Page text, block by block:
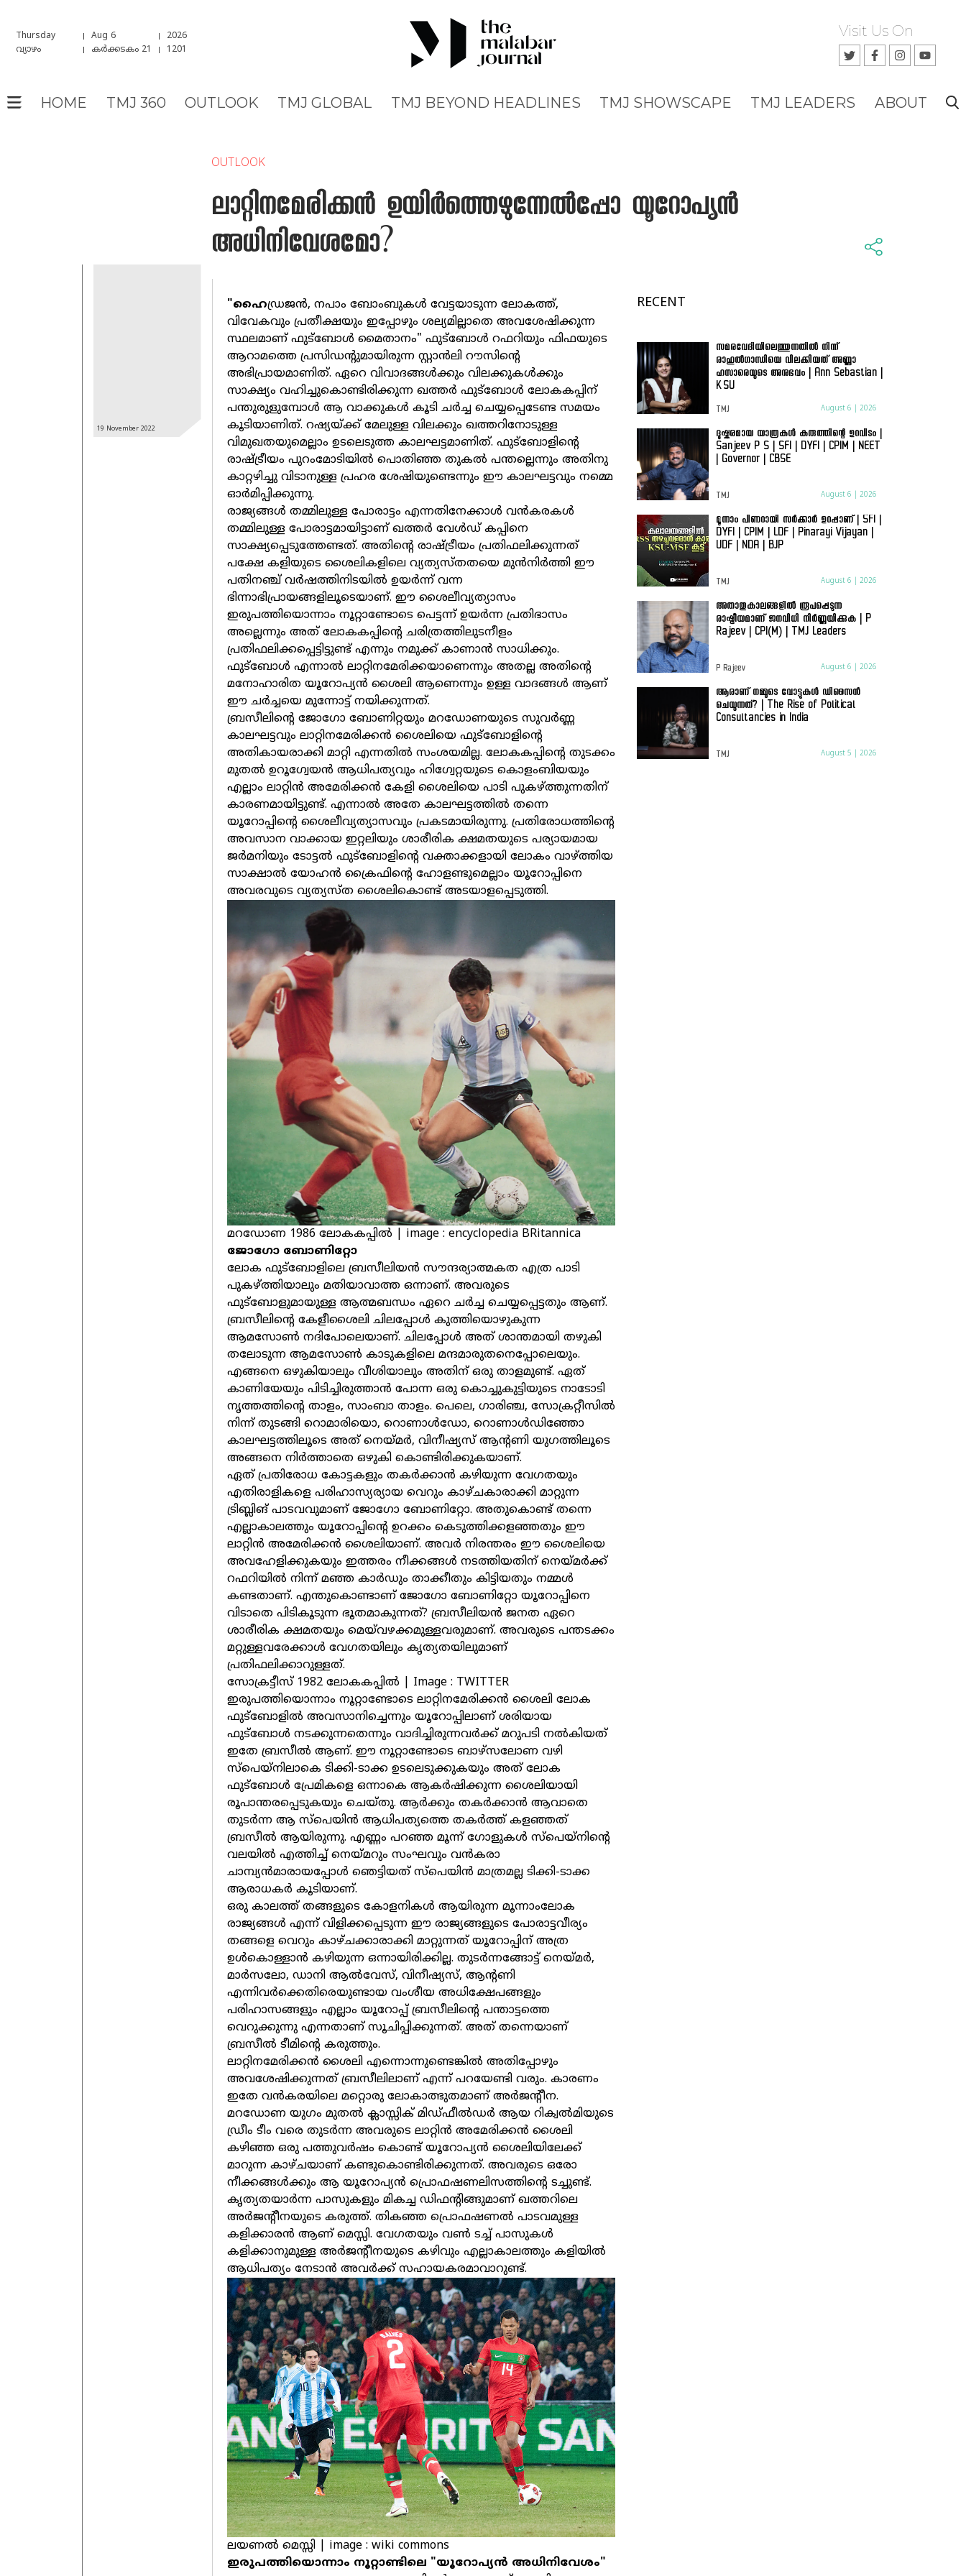
Thursday Aug 6
2026
വ്യാഴം
കർക്കടകം 21 1201
Visit Us On
HOME TMJ 360 OUTLOOK TMJ GLOBAL TMJ BEYOND HEADLINES TMJ SHOWSCAPE TMJ LEADERS ABOUT
OUTLOOK
ലാറ്റിനമേരിക്കൻ ഉയിർത്തെഴുന്നേൽപ്പോ യൂറോപ്യൻ
അധിനിവേശമോ?
19 November2022
"ഹൈഡ്രജൻ, നപാം ബോംബുകൾ വേട്ടയാടുന്ന ലോകത്ത്,
വിവേകവും പ്രതീക്ഷയും ഇപ്പോഴും ശല്യമില്ലാതെ അവശേഷിക്കുന്ന
സ്ഥലമാണ് ഫുട്ബോൾ മൈതാനം" ഫുട്ബോൾ റഫറിയും ഫിഫയുടെ
ആറാമത്തെ പ്രസിഡന്റുമായിരുന്ന സ്റ്റാൻലി റൗസിന്റെ
അഭിപ്രായമാണിത്. ഏറെ വിവാദങ്ങൾക്കും വിലക്കുകൾക്കും
സാക്ഷ്യം വഹിച്ചുകൊണ്ടിരിക്കുന്ന ഖത്തർ ഫുട്ബോൾ ലോകകപ്പിന്
പന്തുരുളുമ്പോൾ ആ വാക്കുകൾ കൂടി ചർച്ച ചെയ്യപ്പെടേണ്ട സമയം
കൂടിയാണിത്. റഷ്യയ്ക്ക് മേലുള്ള വിലക്കും ഖത്തറിനോടുള്ള
വിമുഖതയുമെല്ലാം ഉടലെടുത്ത കാലഘട്ടമാണിത്. ഫുട്ബോളിന്റെ
രാഷ്ട്രീയം പുറംമോടിയിൽ പൊതിഞ്ഞ തുകൽ പന്തല്ലെന്നും അതിനു
കാറ്റഴിച്ചു വിടാനുള്ള പ്രഹര ശേഷിയുണ്ടെന്നും ഈ കാലഘട്ടവും നമ്മെ
ഓർമിപ്പിക്കുന്നു.
രാജ്യങ്ങൾ തമ്മിലുള്ള പോരാട്ടം എന്നതിനേക്കാൾ വൻകരകൾ
തമ്മിലുള്ള പോരാട്ടമായിട്ടാണ് ഖത്തർ വേൾഡ് കപ്പിനെ
സാക്ഷ്യപ്പെടുത്തേണ്ടത്. അതിന്റെ രാഷ്ട്രീയം പ്രതിഫലിക്കുന്നത്
പക്ഷേ കളിയുടെ ശൈലികളിലെ വ്യത്യസ്തതയെ മുൻനിർത്തി ഈ
പതിനഞ്ച് വർഷത്തിനിടയിൽ ഉയർന്ന് വന്ന
ഭിന്നാഭിപ്രായങ്ങളിലൂടെയാണ്. ഈ ശൈലീവ്യത്യാസം
ഇരുപത്തിയൊന്നാം നൂറ്റാണ്ടോടെ പെട്ടന്ന് ഉയർന്ന പ്രതിഭാസം
അല്ലെന്നും അത് ലോകകപ്പിന്റെ ചരിത്രത്തിലുടനീളം
പ്രതിഫലിക്കപ്പെട്ടിട്ടുണ്ട് എന്നും നമുക്ക് കാണാൻ സാധിക്കും.
ഫുട്ബോൾ എന്നാൽ ലാറ്റിനമേരിക്കയാണെന്നും അതല്ല അതിന്റെ
മനോഹാരിത യൂറോപ്യൻ ശൈലി ആണെന്നും ഉള്ള വാദങ്ങൾ ആണ്
ഈ ചർച്ചയെ മുന്നോട്ട് നയിക്കുന്നത്.
ബ്രസീലിന്റെ ജോഗോ ബോണിറ്റയും മറഡോണയുടെ സുവർണ്ണ
കാലഘട്ടവും ലാറ്റിനമേരിക്കൻ ശൈലിയെ ഫുട്ബോളിന്റെ
അതികായരാക്കി മാറ്റി എന്നതിൽ സംശയമില്ല. ലോകകപ്പിന്റെ തുടക്കം
മുതൽ ഉറൂഗ്വേയൻ ആധിപത്യവും ഹിഗ്വേറ്റയുടെ കൊളംബിയയും
എല്ലാം ലാറ്റിൻ അമേരിക്കൻ കേളി ശൈലിയെ പാടി പുകഴ്ത്തുന്നതിന്
കാരണമായിട്ടുണ്ട്. എന്നാൽ അതേ കാലഘട്ടത്തിൽ തന്നെ
യൂറോപ്പിന്റെ ശൈലീവ്യത്യാസവും പ്രകടമായിരുന്നു. പ്രതിരോധത്തിന്റെ
അവസാന വാക്കായ ഇറ്റലിയും ശാരീരിക ക്ഷമതയുടെ പര്യായമായ
ജർമനിയും ടോട്ടൽ ഫുട്ബോളിന്റെ വക്താക്കളായി ലോകം വാഴ്ത്തിയ
സാക്ഷാൽ യോഹൻ ക്രൈഫിന്റെ ഹോളണ്ടുമെല്ലാം യൂറോപ്പിനെ
അവരവുടെ വ്യത്യസ്ത ശൈലികൊണ്ട് അടയാളപ്പെടുത്തി.
മറഡോണ 1986 ലോകകപ്പില്‍ | image : encyclopedia BRitannica
ജോഗോ ബോണിറ്റോ
ലോക ഫുട്ബോളിലെ ബ്രസീലിയൻ സൗന്ദര്യാത്മകത എത്ര പാടി
പുകഴ്ത്തിയാലും മതിയാവാത്ത ഒന്നാണ്. അവരുടെ
ഫുട്ബോളുമായുള്ള ആത്മബന്ധം ഏറെ ചർച്ച ചെയ്യപ്പെട്ടതും ആണ്.
ബ്രസീലിന്റെ കേളീശൈലി ചിലപ്പോൾ കുത്തിയൊഴുകുന്ന
ആമസോൺ നദിപോലെയാണ്. ചിലപ്പോൾ അത് ശാന്തമായി തഴുകി
തലോടുന്ന ആമസോൺ കാടുകളിലെ മന്ദമാരുതനെപ്പോലെയും.
എങ്ങനെ ഒഴുകിയാലും വീശിയാലും അതിന് ഒരു താളമുണ്ട്. ഏത്
കാണിയേയും പിടിച്ചിരുത്താൻ പോന്ന ഒരു കൊച്ചുകുട്ടിയുടെ നാടോടി
നൃത്തത്തിന്റെ താളം, സാംബാ താളം. പെലെ, ഗാരിഞ്ച, സോക്രറ്റീസിൽ
നിന്ന് തുടങ്ങി റൊമാരിയൊ, റൊണാൾഡോ, റൊണാൾഡിഞ്ഞോ
കാലഘട്ടത്തിലൂടെ അത് നെയ്മർ, വിനീഷ്യസ് ആന്റണി യുഗത്തിലൂടെ
അങ്ങനെ നിർത്താതെ ഒഴുകി കൊണ്ടിരിക്കുകയാണ്.
ഏത് പ്രതിരോധ കോട്ടകളും തകർക്കാൻ കഴിയുന്ന വേഗതയും
എതിരാളികളെ പരിഹാസ്യര്യായ വെറും കാഴ്ചകാരാക്കി മാറ്റുന്ന
ട്രിബ്ലിങ് പാടവവുമാണ് ജോഗോ ബോണിറ്റോ. അതുകൊണ്ട് തന്നെ
എല്ലാകാലത്തും യൂറോപ്പിന്റെ ഉറക്കം കെടുത്തിക്കളഞ്ഞതും ഈ
ലാറ്റിൻ അമേരിക്കൻ ശൈലിയാണ്. അവർ നിരന്തരം ഈ ശൈലിയെ
അവഹേളിക്കുകയും ഇത്തരം നീക്കങ്ങൾ നടത്തിയതിന് നെയ്മർക്ക്
റഫറിയിൽ നിന്ന് മഞ്ഞ കാർഡും താക്കീതും കിട്ടിയതും നമ്മൾ
കണ്ടതാണ്. എന്തുകൊണ്ടാണ് ജോഗോ ബോണിറ്റോ യൂറോപ്പിനെ
വിടാതെ പിടികൂടുന്ന ഭൂതമാകുന്നത്? ബ്രസീലിയൻ ജനത ഏറെ
ശാരീരിക ക്ഷമതയും മെയ്‌വഴക്കമുള്ളവരുമാണ്. അവരുടെ പന്തടക്കം
മറ്റുള്ളവരേക്കാൾ വേഗതയിലും കൃത്യതയിലുമാണ്
പ്രതിഫലിക്കാറുള്ളത്.
സോക്രട്ടീസ് 1982 ലോകകപ്പില്‍ | Image : TWITTER
ഇരുപത്തിയൊന്നാം നൂറ്റാണ്ടോടെ ലാറ്റിനമേരിക്കൻ ശൈലി ലോക
ഫുട്ബോളിൽ അവസാനിച്ചെന്നും യൂറോപ്പിലാണ് ശരിയായ
ഫുട്ബോൾ നടക്കുന്നതെന്നും വാദിച്ചിരുന്നവർക്ക് മറുപടി നൽകിയത്
ഇതേ ബ്രസീൽ ആണ്. ഈ നൂറ്റാണ്ടോടെ ബാഴ്സലോണ വഴി
സ്പെയ്നിലാകെ ടിക്കി-ടാക്ക ഉടലെടുക്കുകയും അത് ലോക
ഫുട്ബോൾ പ്രേമികളെ ഒന്നാകെ ആകർഷിക്കുന്ന ശൈലിയായി
രൂപാന്തരപ്പെടുകയും ചെയ്തു. ആർക്കും തകർക്കാൻ ആവാതെ
തുടർന്ന ആ സ്പെയിൻ ആധിപത്യത്തെ തകർത്ത് കളഞ്ഞത്
ബ്രസീൽ ആയിരുന്നു. എണ്ണം പറഞ്ഞ മൂന്ന് ഗോളുകൾ സ്പെയ്നിന്റെ
വലയിൽ എത്തിച്ച് നെയ്മറും സംഘവും വൻകരാ
ചാമ്പ്യൻമാരായപ്പോൾ ഞെട്ടിയത് സ്പെയിൻ മാത്രമല്ല ടിക്കി-ടാക്ക
ആരാധകർ കൂടിയാണ്.
ഒരു കാലത്ത് തങ്ങളുടെ കോളനികൾ ആയിരുന്ന മൂന്നാംലോക
രാജ്യങ്ങൾ എന്ന് വിളിക്കപ്പെടുന്ന ഈ രാജ്യങ്ങളുടെ പോരാട്ടവീര്യം
തങ്ങളെ വെറും കാഴ്ചക്കാരാക്കി മാറ്റുന്നത് യൂറോപ്പിന് അത്ര
ഉൾകൊള്ളാൻ കഴിയുന്ന ഒന്നായിരിക്കില്ല. തുടർന്നങ്ങോട്ട് നെയ്മർ,
മാർസലോ, ഡാനി ആൽവേസ്, വിനീഷ്യസ്, ആന്റണി
എന്നിവർക്കെതിരെയുണ്ടായ വംശീയ അധിക്ഷേപങ്ങളും
പരിഹാസങ്ങളും എല്ലാം യൂറോപ്പ് ബ്രസീലിന്റെ പന്താട്ടത്തെ
വെറുക്കുന്നു എന്നതാണ് സൂചിപ്പിക്കുന്നത്. അത് തന്നെയാണ്
ബ്രസീൽ ടീമിന്റെ കരുത്തും.
ലാറ്റിനമേരിക്കൻ ശൈലി എന്നൊന്നുണ്ടെങ്കിൽ അതിപ്പോഴും
അവശേഷിക്കുന്നത് ബ്രസീലിലാണ് എന്ന് പറയേണ്ടി വരും. കാരണം
ഇതേ വൻകരയിലെ മറ്റൊരു ലോകാത്ഭുതമാണ് അർജന്റീന.
മറഡോണ യുഗം മുതൽ ക്ലാസ്സിക്‌ മിഡ്‌ഫീൽഡർ ആയ റിക്വൽമിയുടെ
ഡ്രീം ടീം വരെ തുടർന്ന അവരുടെ ലാറ്റിൻ അമേരിക്കൻ ശൈലി
കഴിഞ്ഞ ഒരു പത്തുവർഷം കൊണ്ട് യൂറോപ്യൻ ശൈലിയിലേക്ക്
മാറുന്ന കാഴ്ചയാണ് കണ്ടുകൊണ്ടിരിക്കുന്നത്. അവരുടെ ഒരോ
നീക്കങ്ങൾക്കും ആ യൂറോപ്യൻ പ്രൊഫഷണലിസത്തിന്റെ ടച്ചുണ്ട്.
കൃത്യതയാർന്ന പാസുകളും മികച്ച ഡിഫന്റിങ്ങുമാണ് ഖത്തറിലെ
അർജന്റീനയുടെ കരുത്ത്. തികഞ്ഞ പ്രൊഫഷണൽ പാടവമുള്ള
കളിക്കാരൻ ആണ് മെസ്സി. വേഗതയും വൺ ടച്ച്‌ പാസുകൾ
കളിക്കാനുമുള്ള അർജന്റീനയുടെ കഴിവും എല്ലാകാലത്തും കളിയിൽ
ആധിപത്യം നേടാൻ അവർക്ക് സഹായകരമാവാറുണ്ട്.
ലയണല്‍ മെസ്സി | image : wiki commons
ഇരുപത്തിയൊന്നാം നൂറ്റാണ്ടിലെ "യൂറോപ്യൻ അധിനിവേശം"
RECENT
സമരവേദിയിലെത്തുന്നതിൽ നിന്ന്
രാഹുൽഗാന്ധിയെ വിലക്കിയത് അണ്ണാ
ഹസാരെയുടെ അനുഭവം | Ann Sebastian |
KSU
TMJ August 6 | 2026
ദുഷ്കരമായ യാത്രകൾ കരുത്തിന്റെ ഉറവിടം |
Sanjeev P S | SFI | DYFI | CPIM | NEET
| Governor | CBSE
TMJ August 6 | 2026
മൂന്നാം പിണറായി സർക്കാർ ഉറപ്പാണ് | SFI |
DYFI | CPIM | LDF | Pinarayi Vijayan |
UDF | NDA | BJP
TMJ August 6 | 2026
അതാതുകാലങ്ങളിൽ രൂപപ്പെടുന്ന
രാഷ്ട്രീയമാണ് ജനവിധി നിർണ്ണയിക്കുക | P
Rajeev | CPI(M) | TMJ Leaders
P Rajeev August 6 | 2026
ആരാണ് നമ്മുടെ വോട്ടുകൾ ഡിസൈൻ
ചെയുന്നത്? | The Rise of Political
Consultancies in India
TMJ August 5 | 2026